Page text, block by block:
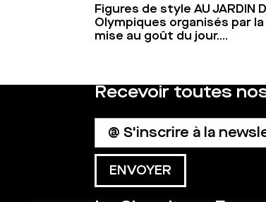
Figures de style AU
Olympiques organisés par
mise au goût du jour....
Recevoir toutes